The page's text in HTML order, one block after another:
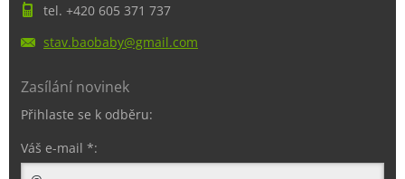
tel. +420 605 371 737
stav.baobaby@gmail.com
Zasílání novinek
Přihlaste se k odběru:
Váš e-mail *: